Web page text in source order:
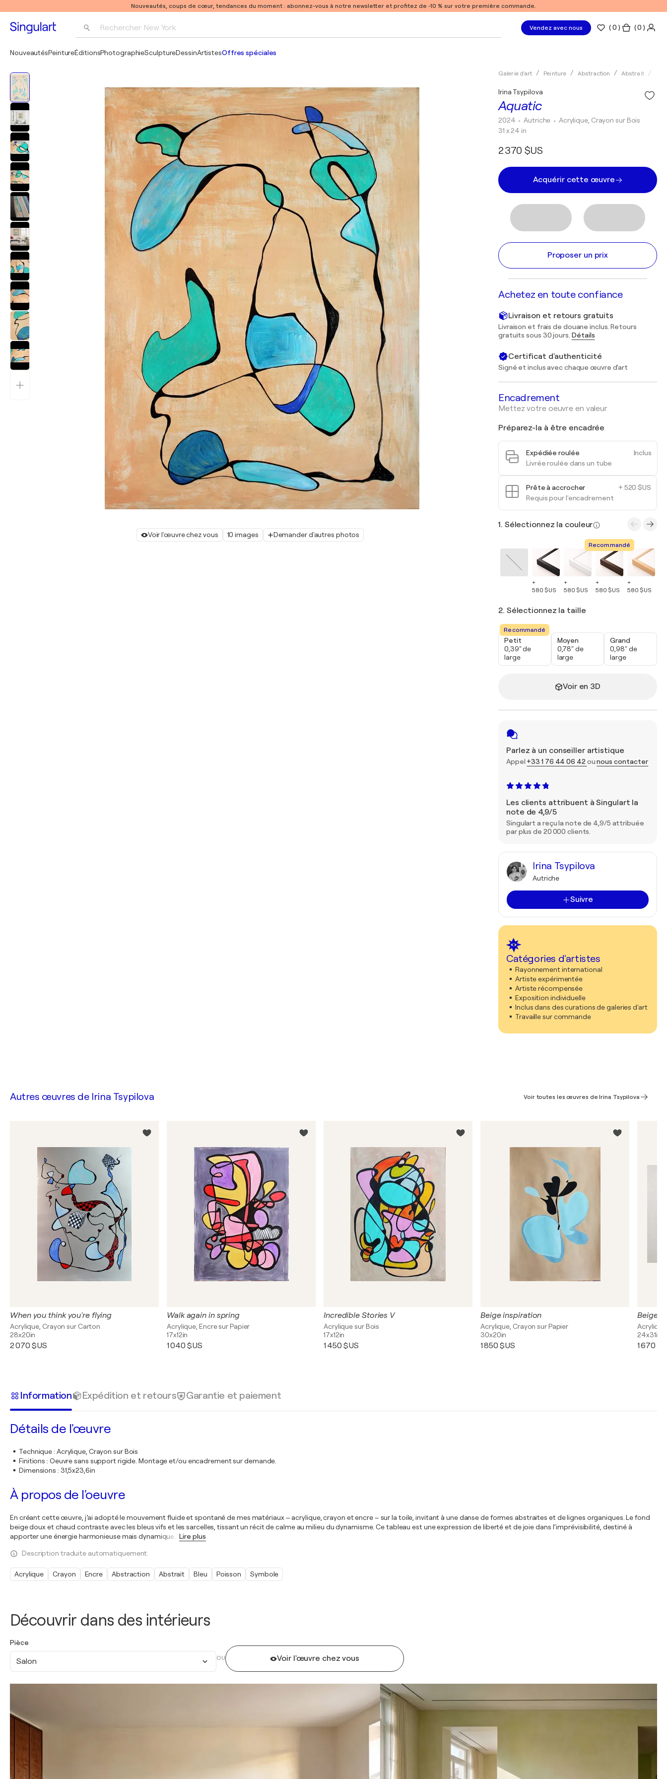
Nouveautés, coups de cœur, tendances du moment : abonnez-vous à notre newsletter et profitez de -10 % sur votre première commande.
Rechercher New York
Pablo Picasso
Vendez avec nous (0 ) ( 0 )
NouveautésPeintureÉditionsPhotographieSculptureDessinArtistesOffres spéciales
Voir l'œuvre chez vous 10 images Demander d'autres photos
Galerie d'art Peinture Abstraction Abstrait
Aquatic
Irina Tsypilova
2024 • Autriche • Acrylique, Crayon sur Bois
31 x 24 in
2 370 $US
Acquérir cette œuvre
Proposer un prix
Achetez en toute confiance
Livraison et retours gratuits
Livraison et frais de douane inclus. Retours
gratuits sous 30 jours. Détails
Certificat d'authenticité
Signé et inclus avec chaque œuvre d'art
Encadrement
Mettez votre oeuvre en valeur
Préparez-la à être encadrée
Inclus
Expédiée roulée
Livrée roulée dans un tube
+ 520 $US
Prête à accrocher
Requis pour l'encadrement
1. Sélectionnez la couleur
+
580 $US
+
580 $US
Recommandé
+
580 $US
+
580 $US
2. Sélectionnez la taille
Recommandé
Petit
0,39" de
large
Moyen
0,78" de
large
Grand
0,98" de
large
Voir en 3D
Parlez à un conseiller artistique
Appel +33 1 76 44 06 42 ounous contacter
Les clients attribuent à Singulart la
note de 4,9/5
Singulart a reçu la note de 4,9/5 attribuée
par plus de 20 000 clients.
Irina Tsypilova
Autriche
Suivre
Catégories d'artistes
Rayonnement international
Artiste expérimentée
Artiste récompensée
Exposition individuelle
Inclus dans des curations de galeries d'art
Travaille sur commande
Découvrir dans des intérieurs
Pièce
Salon OU Voir l'œuvre chez vous
Autres œuvres de Irina Tsypilova Voir toutes les œuvres de Irina Tsypilova
When you think you're flying
Acrylique, Crayon sur Carton
28x20in
2 070 $US
Walk again in spring
Acrylique, Encre sur Papier
17x12in
1 040 $US
Incredible Stories V
Acrylique sur Bois
17x12in
1 450 $US
Beige inspiration
Acrylique, Crayon sur Papier
30x20in
1 850 $US
Beige
24x31in
1 670
Information Expédition et retours Garantie et paiement
Détails de l'œuvre
Technique: Acrylique, Crayon sur Bois
Finitions : Oeuvre sans support rigide. Montage et/ou encadrement sur demande.
Dimensions : 31,5x23,6in
À propos de l'oeuvre
En créant cette œuvre, j’ai adopté le mouvement fluide et spontané de mes matériaux – acrylique, crayon et encre – sur la toile, invitant à une danse de formes abstraites et de lignes organiques. Le fond
beige doux et chaud contraste avec les bleus vifs et les sarcelles, tissant un récit de calme au milieu du dynamisme. Ce tableau est une expression de liberté et de joie dans l’imprévisibilité, destiné à
apporter une énergie harmonieuse mais dynamique
Lire plus
Description traduite automatiquement.
Acrylique Crayon Encre Abstraction Abstrait Bleu Poisson Symbole